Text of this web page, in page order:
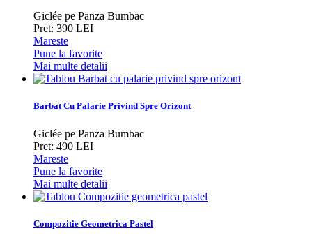
Giclée pe Panza Bumbac
Pret: 390 LEI
Mareste
Pune la favorite
Mai multe detalii
Barbat Cu Palarie Privind Spre Orizont
Giclée pe Panza Bumbac
Pret: 490 LEI
Mareste
Pune la favorite
Mai multe detalii
Compozitie Geometrica Pastel